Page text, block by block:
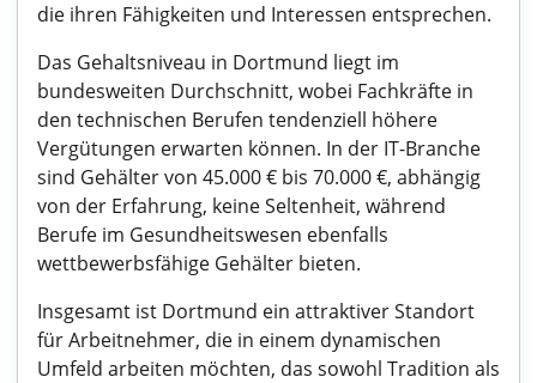
die ihren Fähigkeiten und Interessen entsprechen.
Das Gehaltsniveau in Dortmund liegt im
bundesweiten Durchschnitt, wobei Fachkräfte in
den technischen Berufen tendenziell höhere
Vergütungen erwarten können. In der IT-Branche
sind Gehälter von 45.000 € bis 70.000 €, abhängig
von der Erfahrung, keine Seltenheit, während
Berufe im Gesundheitswesen ebenfalls
wettbewerbsfähige Gehälter bieten.
Insgesamt ist Dortmund ein attraktiver Standort
für Arbeitnehmer, die in einem dynamischen
Umfeld arbeiten möchten, das sowohl Tradition als